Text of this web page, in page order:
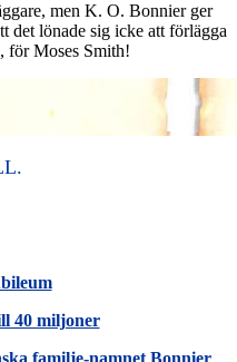
men K. O. Bonnier ger
det lönade sig icke att förlägga
för Moses Smith!
40 miljoner
familje-namnet Bonnier